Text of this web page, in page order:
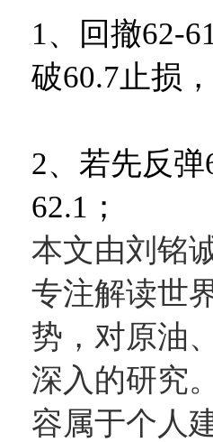
1、回撤62-
破60.7止损
2、若先反
62.1；
本文由刘铭
专注解读世
势，对原油
深入的研究
容属于个人